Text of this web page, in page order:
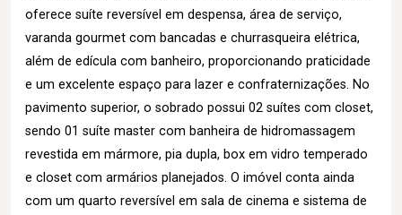
oferece suíte reversível em despensa, área de serviço,
varanda gourmet com bancadas e churrasqueira elétrica,
além de edícula com banheiro, proporcionando praticidade
e um excelente espaço para lazer e confraternizações. No
pavimento superior, o sobrado possui 02 suítes com closet,
sendo 01 suíte master com banheira de hidromassagem
revestida em mármore, pia dupla, box em vidro temperado
e closet com armários planejados. O imóvel conta ainda
com um quarto reversível em sala de cinema e sistema de